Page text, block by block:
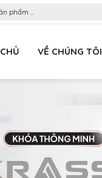
VỀ CHÚNG TÔI